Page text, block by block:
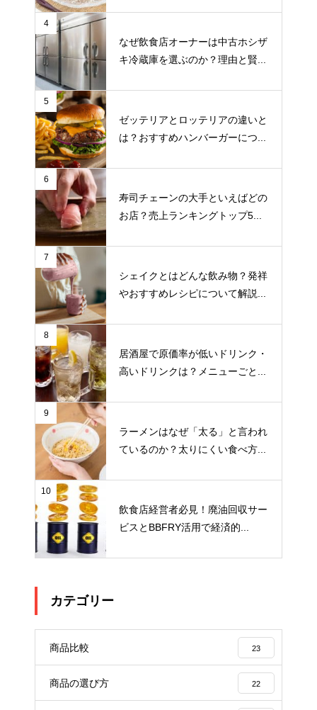
4
なぜ飲食店オーナーは中古ホシザ
キ冷蔵庫を選ぶのか？理由と賢...
5
ゼッテリアとロッテリアの違いと
は？おすすめハンバーガーにつ...
6
寿司チェーンの大手といえばどの
お店？売上ランキングトップ5...
7
シェイクとはどんな飲み物？発祥
やおすすめレシピについて解説...
8
居酒屋で原価率が低いドリンク・
高いドリンクは？メニューごと...
9
ラーメンはなぜ「太る」と言われ
ているのか？太りにくい食べ方...
10
飲食店経営者必見！廃油回収サー
ビスとBBFRY活用で経済的...
カテゴリー
商品比較 23
商品の選び方 22